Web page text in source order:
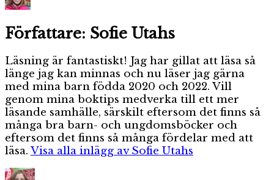
Författare: Sofie Utahs
Läsning är fantastiskt! Jag har gillat att läsa så
länge jag kan minnas och nu läser jag gärna
med mina barn födda 2020 och 2022. Vill
genom mina boktips medverka till ett mer
läsande samhälle, särskilt eftersom det finns så
många bra barn- och ungdomsböcker och
eftersom det finns så många fördelar med att
läsa. Visa alla inlägg av Sofie Utahs
Författare